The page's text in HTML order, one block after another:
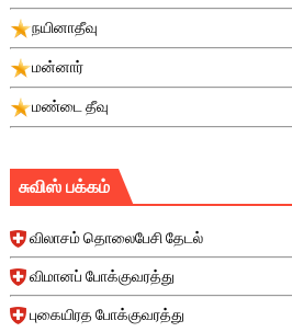
நயினாதீவு
மன்னார்
மண்டை தீவு
சுவிஸ் பக்கம்
விலாசம் தொலைபேசி தேடல்
விமானப் போக்குவரத்து
புகையிரத போக்குவரத்து